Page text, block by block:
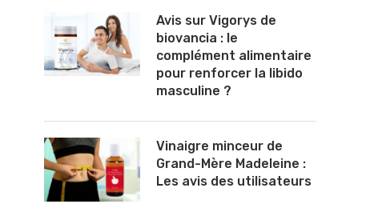
Avis sur Vigorys de
biovancia : le
complément alimentaire
pour renforcer la libido
masculine ?
Vinaigre minceur de
Grand-Mère Madeleine :
Les avis des utilisateurs